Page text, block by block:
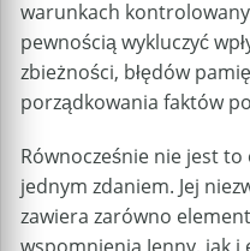
warunkach
pewnością wykluczyć
zbieżności, błędów
porządkowania faktów
Równocześnie nie jest
jednym zdaniem. Jej
zawiera zarówno
wspomnienia Jenny, jak